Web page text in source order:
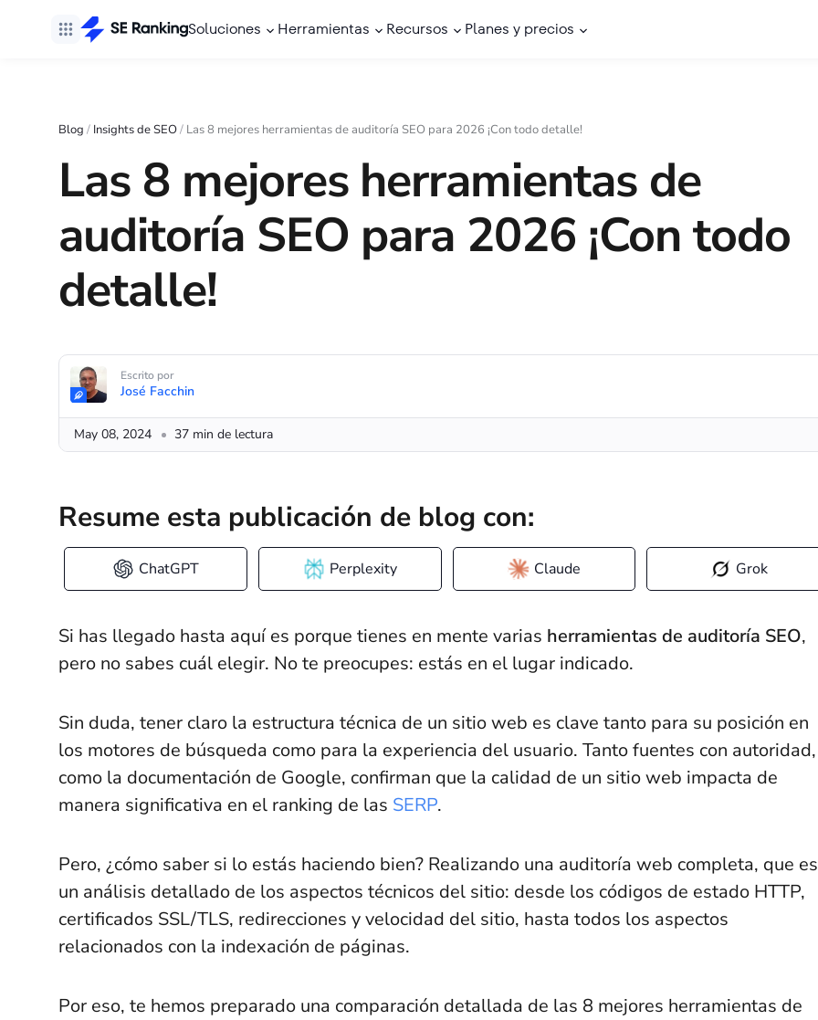
Soluciones Herramientas Recursos Planes y precios
Blog / Insights de SEO/ Las 8 mejores herramientas de auditoría SEO para 2026 ¡Con todo detalle!
Las 8 mejores herramientas de
auditoría SEO para 2026 ¡Con todo
detalle!
Escrito por
José Facchin
May 08, 2024 37 min de lectura
Resume esta publicación de blog con:
ChatGPT Perplexity Claude Grok
Si has llegado hasta aquí es porque tienes en mente varias herramientas de auditoría SEO,
pero no sabes cuál elegir. No te preocupes: estás en el lugar indicado.
Sin duda, tener claro la estructura técnica de un sitio web es clave tanto para su posición en
los motores de búsqueda como para la experiencia del usuario. Tanto fuentes con autoridad,
como la documentación de Google, confirman que la calidad de un sitio web impacta de
manera significativa en el ranking de las SERP.
Pero, ¿cómo saber si lo estás haciendo bien? Realizando una auditoría web completa, que es
un análisis detallado de los aspectos técnicos del sitio: desde los códigos de estado HTTP,
certificados SSL/TLS, redirecciones y velocidad del sitio, hasta todos los aspectos
relacionados con la indexación de páginas.
Por eso, te hemos preparado una comparación detallada de las 8 mejores herramientas de